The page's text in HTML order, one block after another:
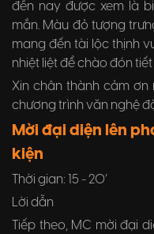
đến nay được xem là
mắn. Màu đỏ tượng
mang đến tài lộc thịnh
nhiệt liệt để chào đón
Xin chân thành cảm
chương trình văn nghệ
Mời đại diện lên
kiện
Thời gian: 15 - 20’
Lời dẫn
Tiếp theo, MC mời đại